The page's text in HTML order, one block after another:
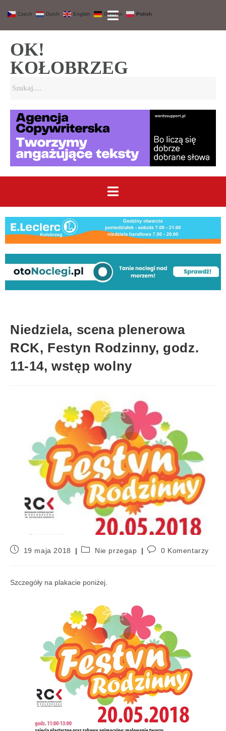
OK!
KOŁOBRZEG
Niedziela, scena plenerowa
RCK, Festyn Rodzinny, godz.
11-14, wstęp wolny
19 maja 2018 Nie przegap 0 Komentarzy
Szczegóły na plakacie poniżej.
Czech Dutch English German Polish